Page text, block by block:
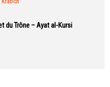
du Trône – Ayat al-Kursi